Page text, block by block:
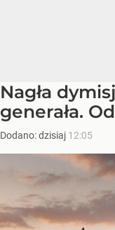
Nagła
generała.
Dodano:dzisiaj 12:05